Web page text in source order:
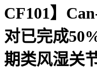
CF101】
对已完成
期类风湿关